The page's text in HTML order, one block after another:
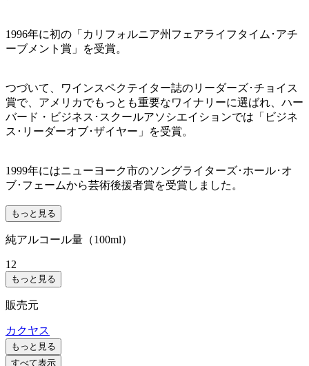
1996年に初の「カリフォルニア州フェアライフタイム･アチ
ーブメント賞」を受賞。
つづいて、ワインスペクテイター誌のリーダーズ･チョイス
賞で、アメリカでもっとも重要なワイナリーに選ばれ、ハー
バード・ビジネス･スクールアソシエイションでは「ビジネ
ス･リーダーオブ･ザイヤー」を受賞。
1999年にはニューヨーク市のソングライターズ･ホール･オ
ブ･フェームから芸術後援者賞を受賞しました。
もっと見る
純アルコール量（100ml）
12
もっと見る
販売元
カクヤス
もっと見る
すべて表示